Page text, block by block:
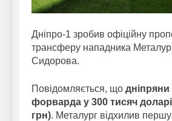
Дніпро-1 зробив офіційну
трансферу нападника
Сидорова.
Повідомляється, що
форварда у 300 тисяч
грн). Металург відхилив першу